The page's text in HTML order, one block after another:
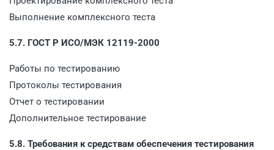
Выполнение комплексного теста
5.7. ГОСТ Р ИСО/МЭК 12119-2000
Работы по тестированию
Протоколы тестирования
Отчет о тестировании
Дополнительное тестирование
5.8. Требования к средствам обеспечения тестирования